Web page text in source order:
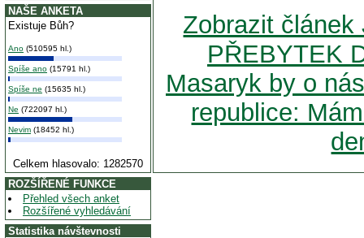
NAŠE ANKETA
Existuje Bůh?
Ano (510595 hl.)
Spíše ano (15791 hl.)
Spíše ne (15635 hl.)
Ne (722097 hl.)
Nevim (18452 hl.)
Celkem hlasovalo: 1282570
ROZŠÍŘENÉ FUNKCE
Přehled všech anket
Rozšířené vyhledávání
Statistika návštevnosti
Zobrazit
PŘEBYTEK
Masaryk by o
republice: